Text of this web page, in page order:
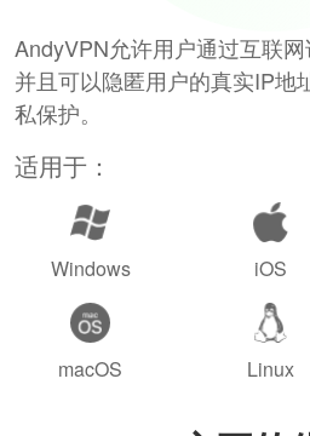
AndyVPN允许用户通过互联
并且可以隐匿用户的真实IP地
私保护。
适用于：
Windows iOS
macOS Linux